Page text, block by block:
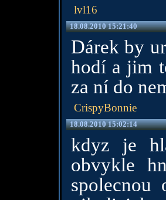
lvl16
18.08.2010 15:21:40
Dárek by
hodí a jim
za ní do
CrispyBonnie
18.08.2010 15:02:14
kdyz je
obvykle
spolecnou